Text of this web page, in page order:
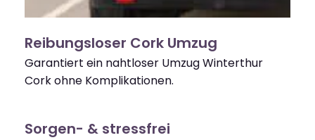
Reibungsloser Cork Umzug
Garantiert ein nahtloser Umzug Winterthur
Cork ohne Komplikationen.
Sorgen- & stressfrei